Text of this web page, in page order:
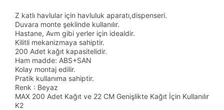
Z katlı havlular için havluluk aparatı,dispenseri.
Duvara monte şeklinde kullanılır.
Hastane, Avm gibi yerler için idealdir.
Kilitli mekanizmaya sahiptir.
200 Adet kağıt kapasitelidir.
Ham madde: ABS+SAN
Kolay montaj edilir.
Pratik kullanıma sahiptir.
Renk : Beyaz
MAX 200 Adet Kağıt ve 22 CM Genişlikte Kağıt İçin Kullanılır
K2